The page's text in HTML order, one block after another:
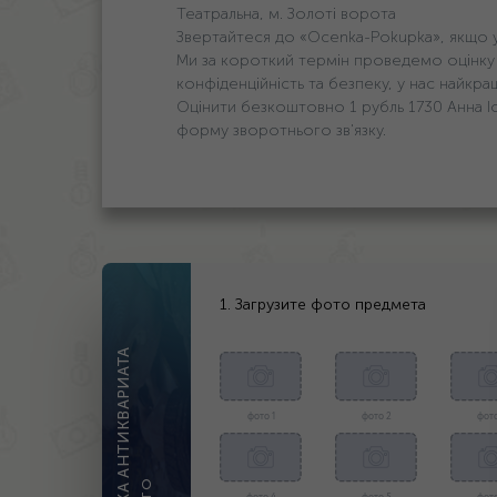
Театральна, м. Золоті ворота
Звертайтеся до «Ocenka-Pokupka», якщо у
Ми за короткий термін проведемо
конфіденційність та безпеку, у нас
Оцінити безкоштовно 1 рубль 1730 Анна
форму зворотнього зв'язку.
ОЦЕНКА АНТИКВАРИАТА
1. Загрузите фото предмета
фото 1 фото 2